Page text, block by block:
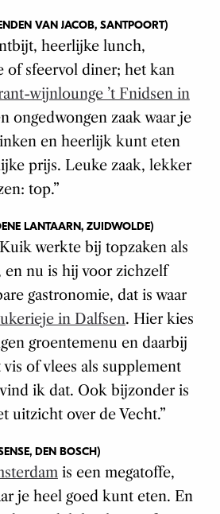
VAN JACOB, SANTPOORT)
heerlijke lunch,
of sfeervol diner; het kan
wijnlounge ’t Fnidsen in
ongedwongen zaak waar je
en heerlijk kunt eten
prijs. Leuke zaak, lekker
top.”
LANTAARN, ZUIDWOLDE)
werkte bij topzaken als
en nu is hij voor zichzelf
gastronomie, dat is waar
in Dalfsen. Hier kies
groentemenu en daarbij
of vlees als supplement
ik dat. Ook bijzonder is
uitzicht over de Vecht.”
DEN BOSCH)
is een megatoffe,
je heel goed kunt eten. En